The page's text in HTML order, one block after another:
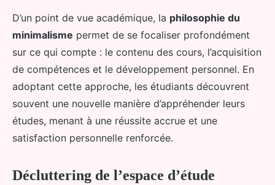
D’un point de vue académique, la philosophie du
minimalisme permet de se focaliser profondément
sur ce qui compte : le contenu des cours, l’acquisition
de compétences et le développement personnel. En
adoptant cette approche, les étudiants découvrent
souvent une nouvelle manière d’appréhender leurs
études, menant à une réussite accrue et une
satisfaction personnelle renforcée.
Décluttering de l’espace d’étude